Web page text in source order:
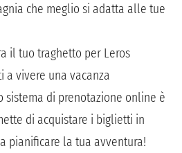
che meglio si adatta alle tue
il tuo traghetto per Leros
a vivere una vacanza
sistema di prenotazione online è
di acquistare i biglietti in
pianificare la tua avventura!